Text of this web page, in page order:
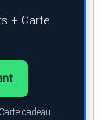
+ Carte
cadeau